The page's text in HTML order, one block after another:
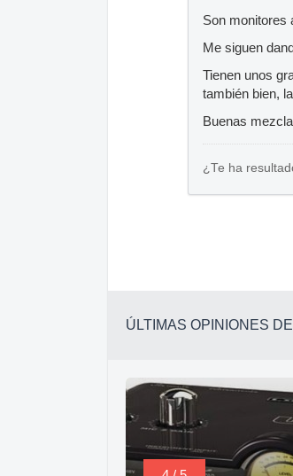
Son monitores
Me siguen
Tienen unos
también bien,
Buenas
¿Te ha
ÚLTIMAS OPINIONES